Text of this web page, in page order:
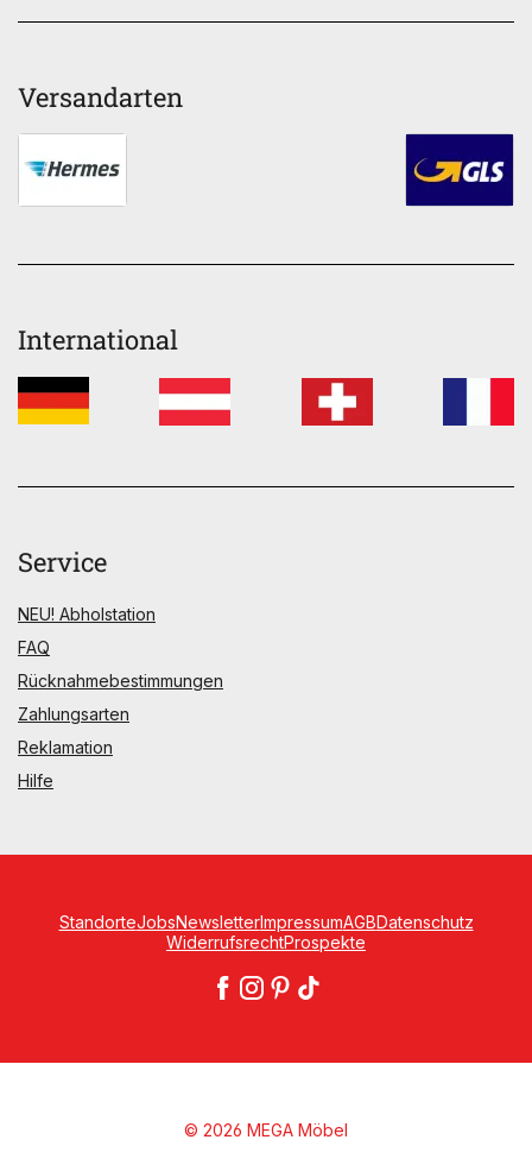
Versandarten
International
Service
NEU! Abholstation
FAQ
Rücknahmebestimmungen
Zahlungsarten
Reklamation
Hilfe
StandorteJobsNewsletterImpressumAGBDatenschutz
WiderrufsrechtProspekte
© 2026 MEGA Möbel